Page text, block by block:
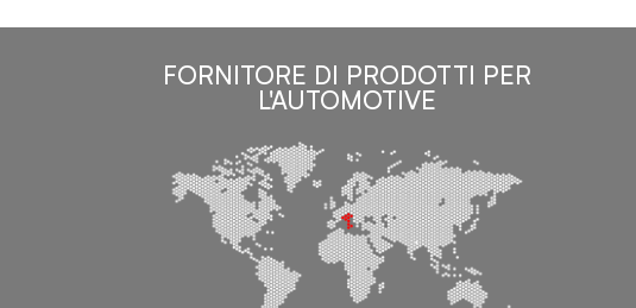
FORNITORE DI PRODOTTI PER
L'AUTOMOTIVE